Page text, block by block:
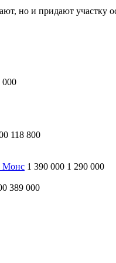
но и придают
000
118 800
Монс 1 390 000 1 290 000
389 000